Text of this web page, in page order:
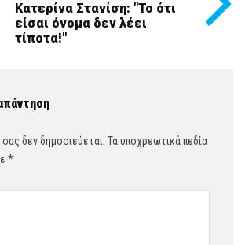
Κατερίνα Στανίση: "Το ότι
είσαι όνομα δεν λέει
τίποτα!"
δεν δημοσιεύεται. Τα υποχρεωτικά πεδία
*